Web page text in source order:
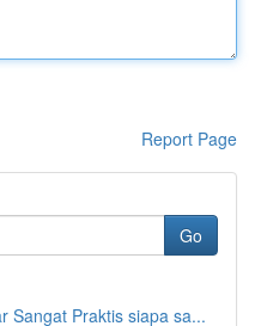
Report Page
Go
Sangat Praktis siapa sa...